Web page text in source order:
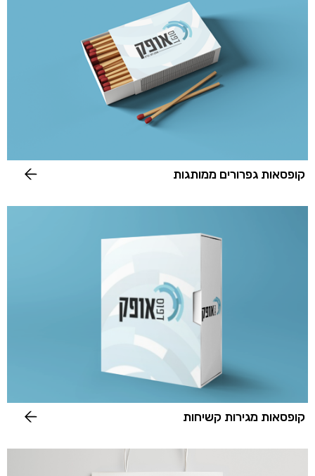
קופסאות גפרורים ממותגות
קופסאות מגירות קשיחות